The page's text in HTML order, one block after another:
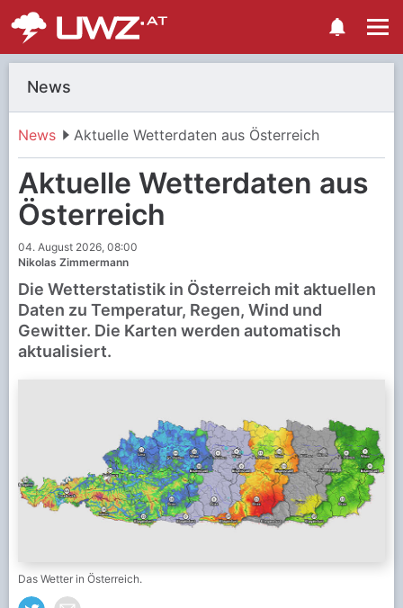
News
News Aktuelle Wetterdaten aus Österreich
Aktuelle Wetterdaten aus
Österreich
04. August 2026, 08:00
Nikolas Zimmermann
Die Wetterstatistik in Österreich mit aktuellen
Daten zu Temperatur, Regen, Wind und
Gewitter. Die Karten werden automatisch
aktualisiert.
Das Wetter in Österreich.